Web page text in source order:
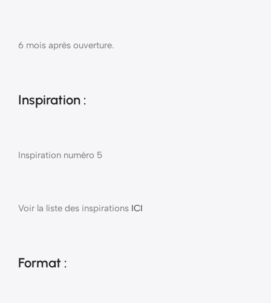
6 mois après ouverture.
Inspiration :
Inspiration numéro 5
Voir la liste des inspirations ICI
Format :